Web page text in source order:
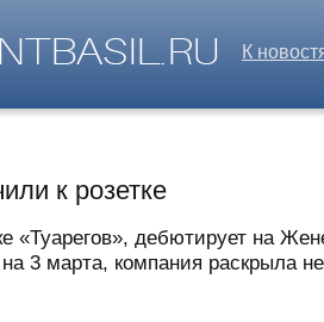
К
к розетке
дебютирует на
3 марта, компания раскрыла